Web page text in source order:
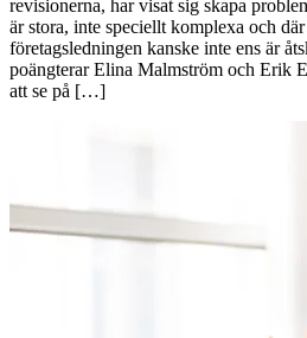
revisionerna, har visat sig skapa
är stora, inte speciellt komplexa och
företagsledningen kanske inte ens är
poängterar Elina Malmström och Erik
att se på […]